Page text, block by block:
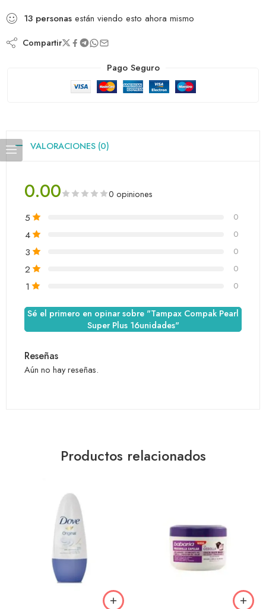
13 personas están viendo esto ahora mismo
Compartir
Pago Seguro
VALORACIONES (0)
0.00 0 opiniones
5 0
4 0
3 0
2 0
1 0
Sé el primero en opinar sobre "Tampax Compak Pearl
Super Plus 16unidades"
Reseñas
Aún no hay reseñas.
Productos relacionados